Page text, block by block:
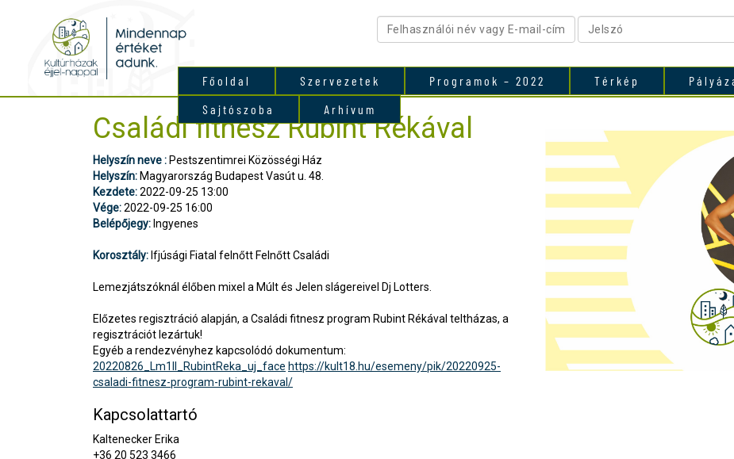
Főoldal Szervezetek Programok – 2022 Térkép
Sajtószoba
Arhívum
Családi fitnesz Rubint Rékával
Helyszín neve : Pestszentimrei Közösségi Ház
Helyszín: Magyarország Budapest Vasút u. 48.
Kezdete:2022-09-25 13:00
Vége:2022-09-25 16:00
Belépőjegy: Ingyenes
Korosztály: Ifjúsági Fiatal felnőtt Felnőtt Családi
Lemezjátszóknál élőben mixel a Múlt és Jelen slágereivel Dj Lotters.
Előzetes regisztráció alapján, a Családi fitnesz program Rubint Rékával teltházas, a
regisztrációt lezártuk!
Egyéb a rendezvényhez kapcsolódó dokumentum:
20220826_Lm1ll_RubintReka_uj_face https://kult18.hu/esemeny/pik/20220925-
csaladi-fitnesz-program-rubint-rekaval/
Kapcsolattartó
Kaltenecker Erika
+36 20 523 3466